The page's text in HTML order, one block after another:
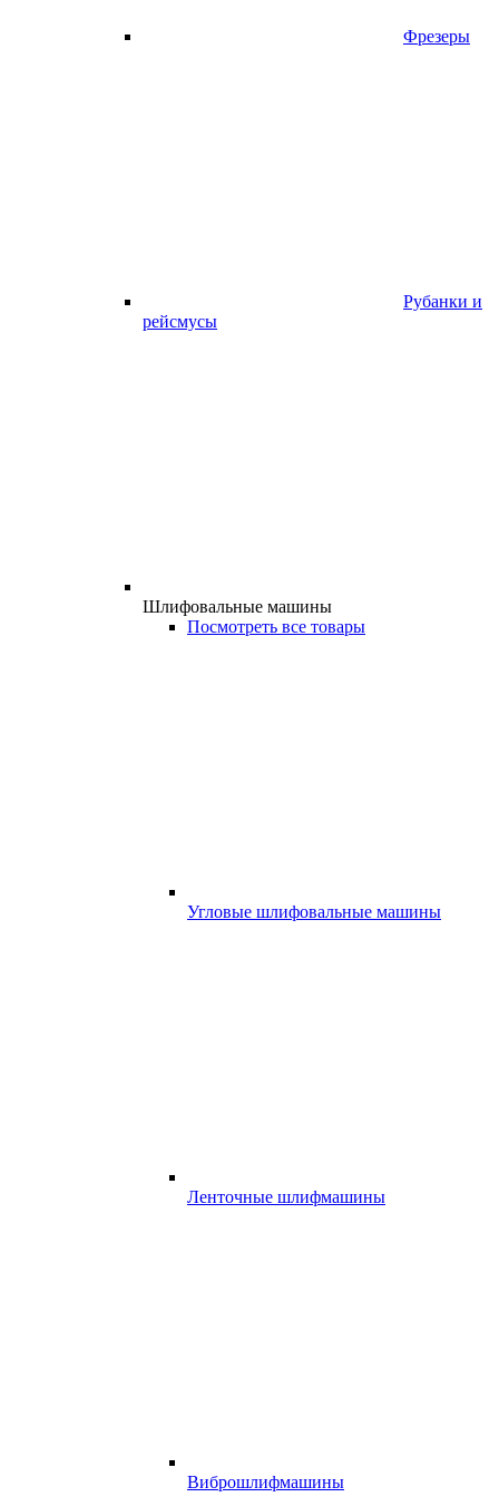
Фрезеры
Рубанки и
рейсмусы
Шлифовальные машины
Посмотреть все товары
Угловые шлифовальные машины
Ленточные шлифмашины
Виброшлифмашины